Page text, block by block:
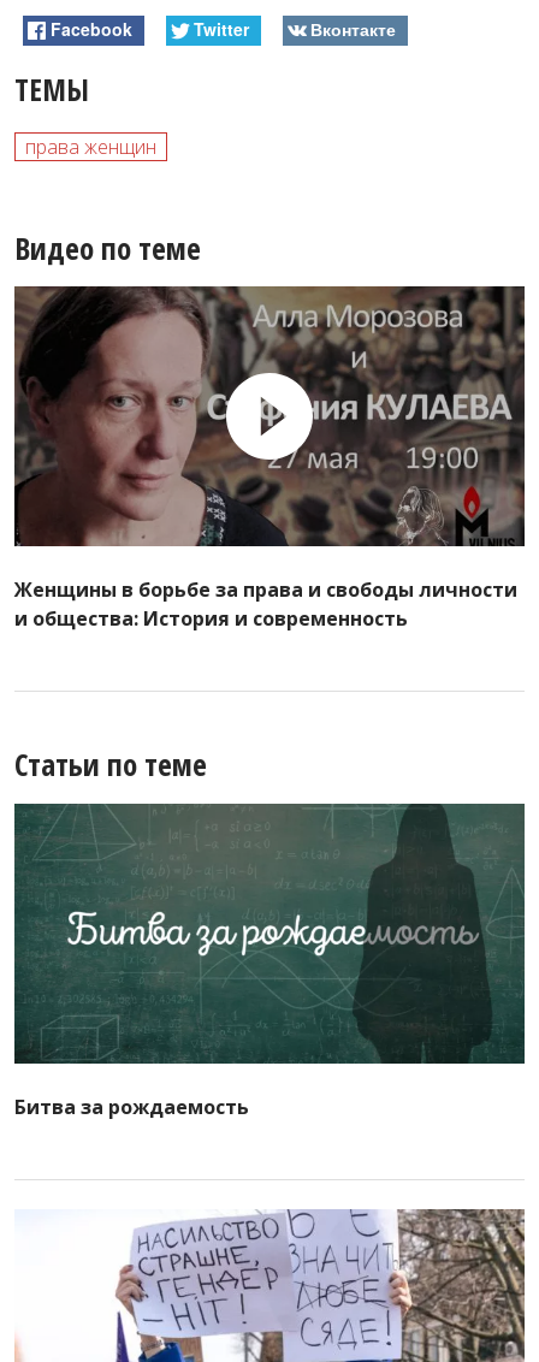
Facebook Twitter Вконтакте
ТЕМЫ
права женщин
Видео по теме
Женщины в борьбе за права и свободы личности
и общества: История и современность
Статьи по теме
Битва за рождаемость